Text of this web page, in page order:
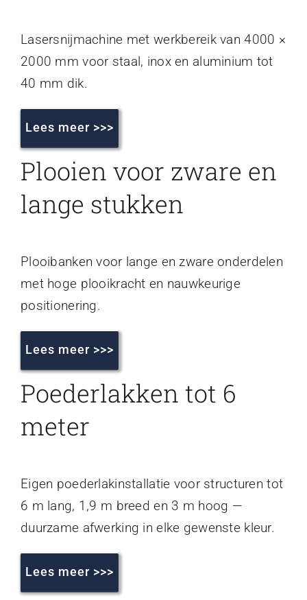
Lasersnijmachine met werkbereik van 4000 ×
2000 mm voor staal, inox en aluminium tot
40 mm dik.
Lees meer >>>
Plooien voor zware en
lange stukken
Plooibanken voor lange en zware onderdelen
met hoge plooikracht en nauwkeurige
positionering.
Lees meer >>>
Poederlakken tot 6
meter
Eigen poederlakinstallatie voor structuren tot
6 m lang, 1,9 m breed en 3 m hoog —
duurzame afwerking in elke gewenste kleur.
Lees meer >>>